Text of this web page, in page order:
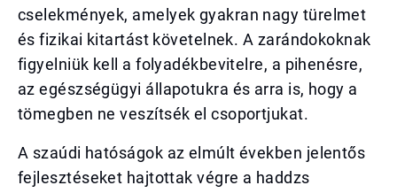
cselekmények, amelyek gyakran nagy türelmet
és fizikai kitartást követelnek. A zarándokoknak
figyelniük kell a folyadékbevitelre, a pihenésre,
az egészségügyi állapotukra és arra is, hogy a
tömegben ne veszítsék el csoportjukat.
A szaúdi hatóságok az elmúlt években jelentős
fejlesztéseket hajtottak végre a haddzs